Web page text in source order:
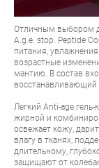
Отличным выбором
A.g.e. stop. Peptide
питания,
возрастные
мантию. В состав
восстанавливающий
Легкий Anti-age гель-
жирной и
освежает кожу,
влагу в тканях,
длительному,
защищают от